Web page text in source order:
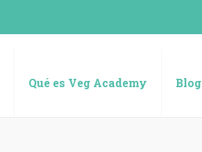
Qué es Veg Academy Blog